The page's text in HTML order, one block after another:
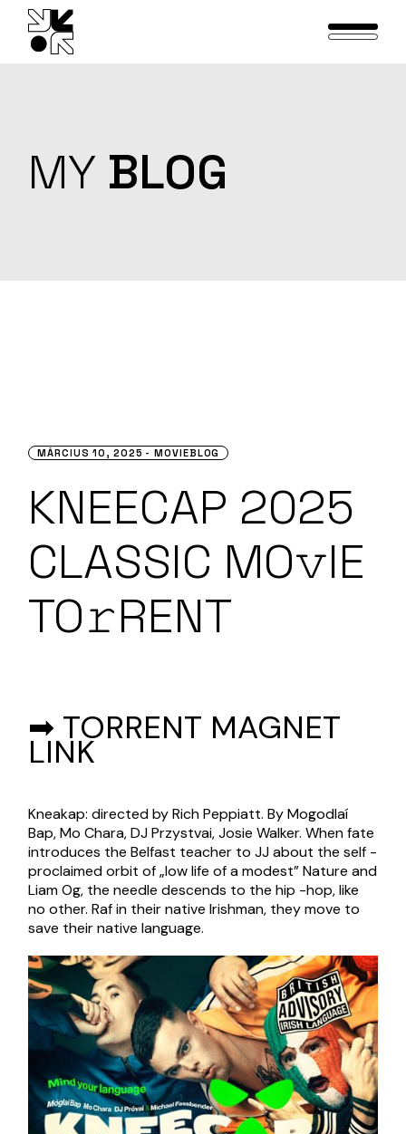
content
MY BLOG
MÁRCIUS 10, 2025 MOVIEBLOG
KNEECAP 2025
CLASSIC MO𝚟IE
TO𝚛RENT
➡ TORRENT MAGNET
LINK
Kneakap: directed by Rich Peppiatt. By Mogodlaí
Bap, Mo Chara, DJ Przystvai, Josie Walker. When fate
introduces the Belfast teacher to JJ about the self -
proclaimed orbit of „low life of a modest” Nature and
Liam Og, the needle descends to the hip -hop, like
no other. Raf in their native Irishman, they move to
save their native language.